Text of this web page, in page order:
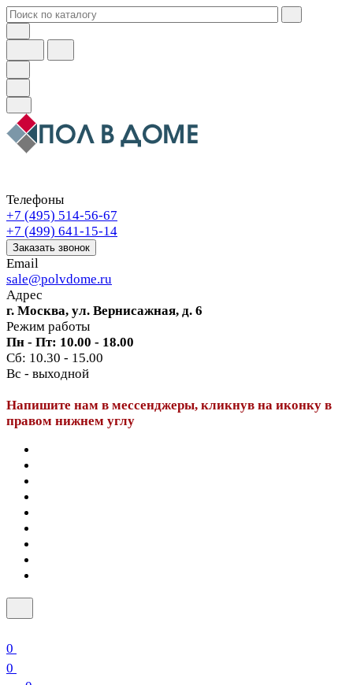
Телефоны
+7 (495) 514-56-67
+7 (499) 641-15-14
Заказать звонок
Email
sale@polvdome.ru
Адрес
г. Москва, ул. Вернисажная, д. 6
Режим работы
Пн - Пт: 10.00 - 18.00
Сб: 10.30 - 15.00
Вс - выходной
Напишите нам в мессенджеры, кликнув на иконку в
правом нижнем углу
0
0